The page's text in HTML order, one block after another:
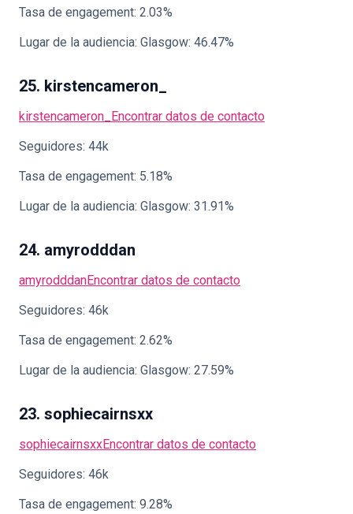
Tasa de engagement: 2.03%
Lugar de la audiencia: Glasgow: 46.47%
25. kirstencameron_
kirstencameron_ Encontrar datos de contacto
Seguidores: 44k
Tasa de engagement: 5.18%
Lugar de la audiencia: Glasgow: 31.91%
24. amyrodddan
amyrodddanEncontrar datos de contacto
Seguidores: 46k
Tasa de engagement: 2.62%
Lugar de la audiencia: Glasgow: 27.59%
23. sophiecairnsxx
sophiecairnsxxEncontrar datos de contacto
Seguidores: 46k
Tasa de engagement: 9.28%